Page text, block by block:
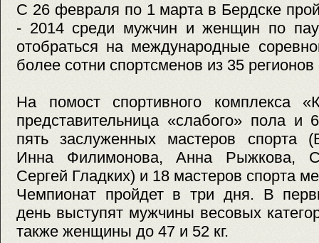
С 26 февраля по 1 марта в Бердске
- 2014 среди мужчин и женщин по
отобраться на международные
более сотни спортсменов из 35
На помост спортивного комплекса
представительница «слабого» пола
пять заслуженных мастеров спорта
Инна Филимонова, Анна Рыжкова,
Сергей Гладких) и 18 мастеров спорта
Чемпионат пройдет в три дня. В
день выступят мужчины весовых
также женщины до 47 и 52 кг.